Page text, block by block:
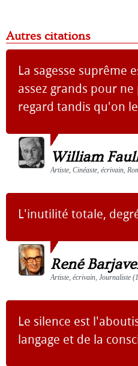
Autres citations
La sagesse suprême
assez grands pour
regard tandis qu'on
William
Artiste, Cinéaste, écrivain,
L'inutilité totale,
René
Artiste, écrivain, Journaliste
Le silence est
langage et de la